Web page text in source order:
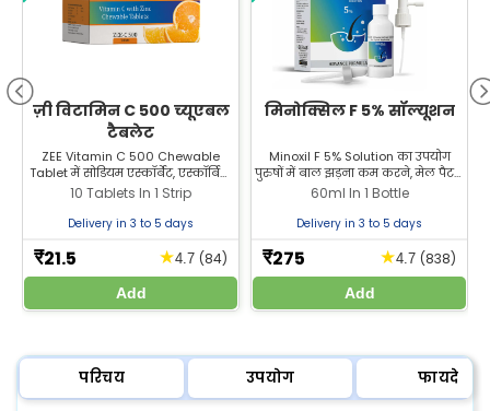
ज़ी विटामिन C 500 च्यूएबल
टैबलेट
ZEE Vitamin C 500 Chewable
Tablet में सोडियम एस्कॉर्बेट, एस्कॉर्बिक
एसिड और जिंक साइट्रेट जैसे घटक होते हैं।
इसका उपयोग रोग प्रतिरोधक क्षमता
(इम्युनिटी) बढ़ाने और त्वचा के स्वास्थ्य
इसे Zeelab Pharmacy से बेस्ट प्राइस
10 Tablets In 1 Strip
Delivery in 3 to 5 days
₹21.5 ★4.7 (84)
Add
मिनोक्सिल F 5% सॉल्यूशन
Minoxil F 5% Solution का उपयोग
पुरुषों में बाल झड़ना कम करने, मेल पैटर्न
गंजेपन के इलाज और नए बालों की ग्रोथ
Zeelab Pharmacy से इसे बेहतरीन
60ml In 1 Bottle
Delivery in 3 to 5 days
₹275 ★4.7 (838)
Add
परिचय उपयोग फायदे